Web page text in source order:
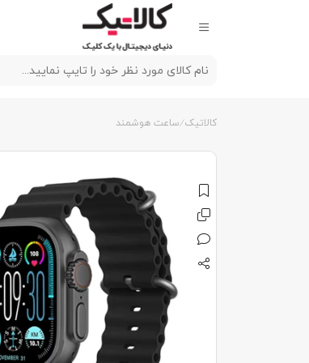
کالاتیک ساعت هوشمند